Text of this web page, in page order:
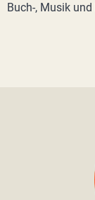
Buch-, Musik